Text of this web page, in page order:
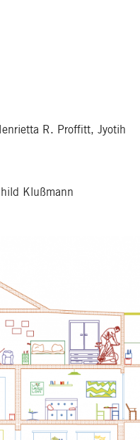
R. Proffitt, Jyotih
Klußmann